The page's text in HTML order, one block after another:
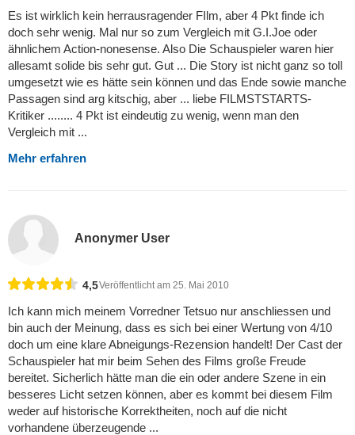
Es ist wirklich kein herrausragender FIlm, aber 4 Pkt finde ich
doch sehr wenig. Mal nur so zum Vergleich mit G.I.Joe oder
ähnlichem Action-nonesense. Also Die Schauspieler waren hier
allesamt solide bis sehr gut. Gut ... Die Story ist nicht ganz so toll
umgesetzt wie es hätte sein können und das Ende sowie manche
Passagen sind arg kitschig, aber ... liebe FILMSTSTARTS-
Kritiker ........ 4 Pkt ist eindeutig zu wenig, wenn man den
Vergleich mit ...
Mehr erfahren
Anonymer User
4,5Veröffentlicht am 25. Mai 2010
Ich kann mich meinem Vorredner Tetsuo nur anschliessen und
bin auch der Meinung, dass es sich bei einer Wertung von 4/10
doch um eine klare Abneigungs-Rezension handelt! Der Cast der
Schauspieler hat mir beim Sehen des Films große Freude
bereitet. Sicherlich hätte man die ein oder andere Szene in ein
besseres Licht setzen können, aber es kommt bei diesem Film
weder auf historische Korrektheiten, noch auf die nicht
vorhandene überzeugende ...